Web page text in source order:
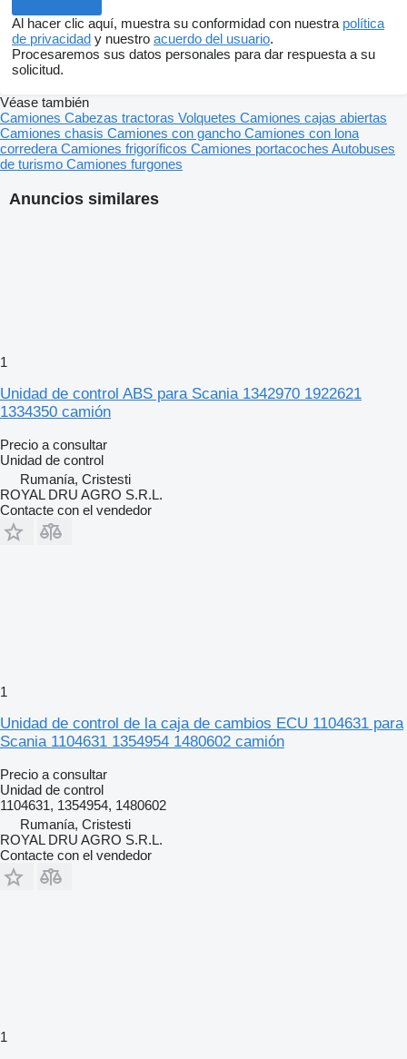
Al hacer clic aquí, muestra su conformidad con nuestra política
de privacidad y nuestro acuerdo del usuario.
Procesaremos sus datos personales para dar respuesta a su
solicitud.
Anuncios similares
1
Unidad de control ABS para Scania 1342970 1922621
1334350 camión
Precio a consultar
Unidad de control
Rumanía, Cristesti
ROYAL DRU AGRO S.R.L.
Contacte con el vendedor
1
Unidad de control de la caja de cambios ECU 1104631 para
Scania 1104631 1354954 1480602 camión
Precio a consultar
Unidad de control
1104631, 1354954, 1480602
Rumanía, Cristesti
ROYAL DRU AGRO S.R.L.
Contacte con el vendedor
1
Véase también
Camiones Cabezas tractoras Volquetes Camiones cajas abiertas
Camiones chasis Camiones con gancho Camiones con lona
corredera Camiones frigoríficos Camiones portacoches Autobuses
de turismo Camiones furgones